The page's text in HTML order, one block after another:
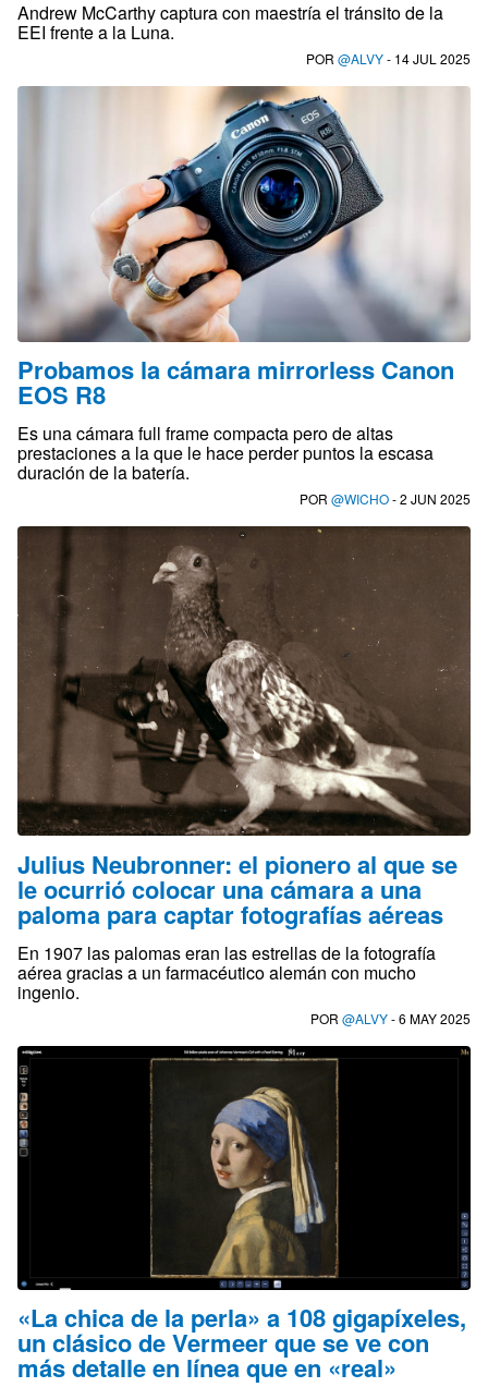
Andrew McCarthy captura con maestría el tránsito de la
EEI frente a la Luna.
POR @ALVY- 14 JUL 2025
Probamos la cámara mirrorless Canon
EOS R8
Es una cámara full frame compacta pero de altas
prestaciones a la que le hace perder puntos la escasa
duración de la batería.
POR @WICHO- 2 JUN 2025
Julius Neubronner: el pionero al que se
le ocurrió colocar una cámara a una
paloma para captar fotografías aéreas
En 1907 las palomas eran las estrellas de la fotografía
aérea gracias a un farmacéutico alemán con mucho
ingenio.
POR @ALVY- 6 MAY 2025
«La chica de la perla» a 108 gigapíxeles,
un clásico de Vermeer que se ve con
más detalle en línea que en «real»